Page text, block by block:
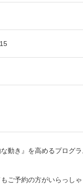
動き』を高めるプログ
ご予約の方がいらっし